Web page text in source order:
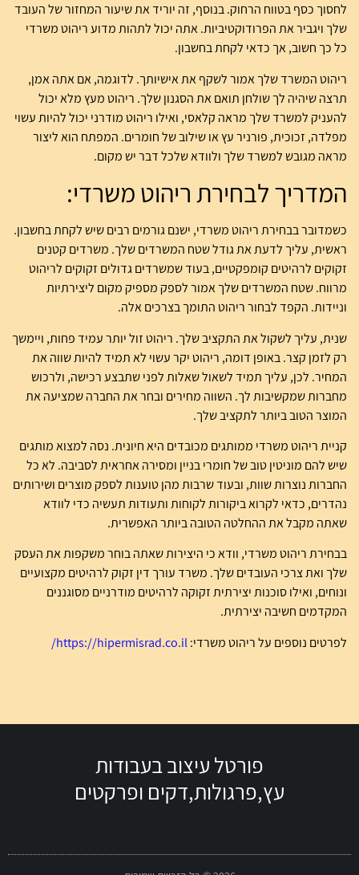
לחסוך כסף בטווח הרחוק. בנוסף, זה יוריד את שיעור המחזור של העובד
שלך ויגביר את הפרודוקטיביות. אתה יכול לתהות מדוע ריהוט משרדי
כל כך חשוב, אך כדאי לקחת בחשבון.
ריהוט המשרד שלך אמור לשקף את אישיותך. לדוגמה, אם אתה אמן,
תרצה שיהיה לך שולחן תואם את הסגנון שלך. ריהוט מעץ מלא יכול
להעניק למשרד שלך מראה קלאסי, ואילו ריהוט מודרני יכול להיות עשוי
מפלדה, זכוכית, פורניר עץ או שילוב של חומרים. המפתח הוא ליצור
מראה מגובש למשרד שלך ולוודא שלכל דבר יש מקום.
המדריך לבחירת ריהוט משרדי:
כשמדובר בבחירת ריהוט משרדי, ישנם גורמים רבים שיש לקחת בחשבון.
ראשית, עליך לדעת את גודל שטח המשרדים שלך. משרדים קטנים
זקוקים לרהיטים קומפקטיים, בעוד שמשרדים גדולים זקוקים לריהוט
מרווח. שטח המשרדים שלך אמור לספק מספיק מקום ליצירתיות
וניידות. הקפד לבחור ריהוט התומך בצרכים אלה.
שנית, עליך לשקול את התקציב שלך. ריהוט זול יותר עמיד פחות, ויימשך
רק לזמן קצר. באופן דומה, ריהוט יקר עשוי לא תמיד להיות שווה את
המחיר. לכן, עליך תמיד לשאול שאלות לפני שתבצע רכישה, ולרכוש
מחברות שמקשיבות לך. השווה מחירים ובחר את החברה שמציעה את
המוצר הטוב ביותר לתקציב שלך.
קניית ריהוט משרדי ממותגים מכובדים היא חיונית. נסה למצוא מותגים
שיש להם מוניטין טוב של חומרי בניין ומסירה אחראית לסביבה. לא כל
החברות נוצרות שוות, ובעוד שרבות מהן טוענות לספק מוצרים ושירותים
נהדרים, כדאי לקרוא ביקורות לקוחות ותעודות תעשיה כדי לוודא
שאתה מקבל את ההחלטה הטובה ביותר האפשרית.
בבחירת ריהוט משרדי, וודא כי היצירות שאתה בוחר משקפות את העסק
שלך ואת צרכי העובדים שלך. משרד עורך דין זקוק לרהיטים מקצועיים
ונוחים, ואילו סוכנות יצירתית זקוקה לרהיטים מודרניים מסוגננים
המקדמים חשיבה יצירתית.
לפרטים נוספים על ריהוט משרדי:https://hipermisrad.co.il/
פורטל עיצוב בעבודות
עץ,פרגולות,דקים ופרקטים